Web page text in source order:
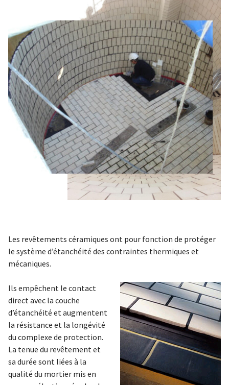
Les revêtements céramiques ont pour fonction de protéger
le système d’étanchéité des contraintes thermiques et
mécaniques.
Ils empêchent le contact
direct avec la couche
d’étanchéité et augmentent
la résistance et la longévité
du complexe de protection.
La tenue du revêtement et
sa durée sont liées à la
qualité du mortier mis en